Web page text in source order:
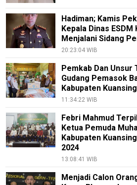
Hadiman; Kamis
Kepala Dinas
Menjalani Sidang
20:23:04 WIB
Pemkab Dan Unsur
Gudang Pemasok
Kabupaten Kuansing
11:34:22 WIB
Febri Mahmud
Ketua Pemuda
Kabupaten
2024
13:08:41 WIB
Menjadi Calon